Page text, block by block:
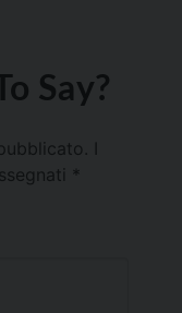
Say?
*